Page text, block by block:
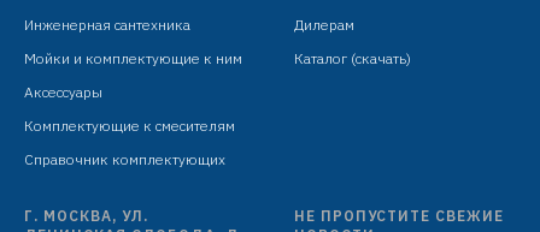
верхняя лейка: сталь SUS304, D=200 мм,
антикальк
ручная лейка: N025, сталь SUS304, сатин
шланг: L=1500 мм, PVC, антитвист,
серебристый
Инженерная сантехника
Мойки и комплектующие к ним
Аксессуары
Комплектующие к смесителям
Справочник комплектующих
Дилерам
Каталог (скачать)
Г. МОСКВА, УЛ.
НЕ ПРОПУСТИТЕ СВЕЖИЕ